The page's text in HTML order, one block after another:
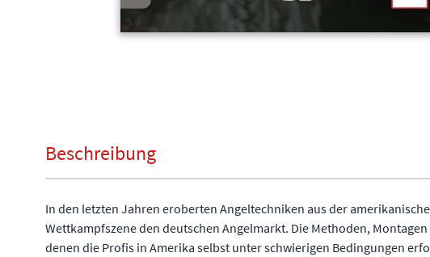
Beschreibung
In den letzten Jahren eroberten Angeltechniken aus der
Wettkampfszene den deutschen Angelmarkt. Die Methoden,
denen die Profis in Amerika selbst unter schwierigen Bedingungen